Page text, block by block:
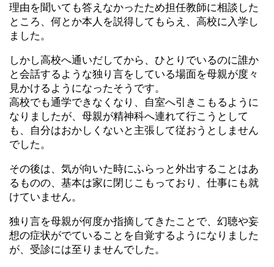
理由を聞いても答えなかったため担任教師に相談した
ところ、何とか本人を説得してもらえ、高校に入学し
ました。
しかし高校へ通いだしてから、ひとりでいるのに誰か
と会話するような独り言をしている場面を母親が度々
見かけるようになったそうです。
高校でも通学できなくなり、自室へ引きこもるように
なりましたが、母親が精神科へ連れて行こうとして
も、自分はおかしくないと主張して従おうとしません
でした。
その後は、気が向いた時にふらっと外出することはあ
るものの、基本は家に閉じこもっており、仕事にも就
けていません。
独り言を母親が何度か指摘してきたことで、幻聴や妄
想の症状がでていることを自覚するようになりました
が、受診には至りませんでした。